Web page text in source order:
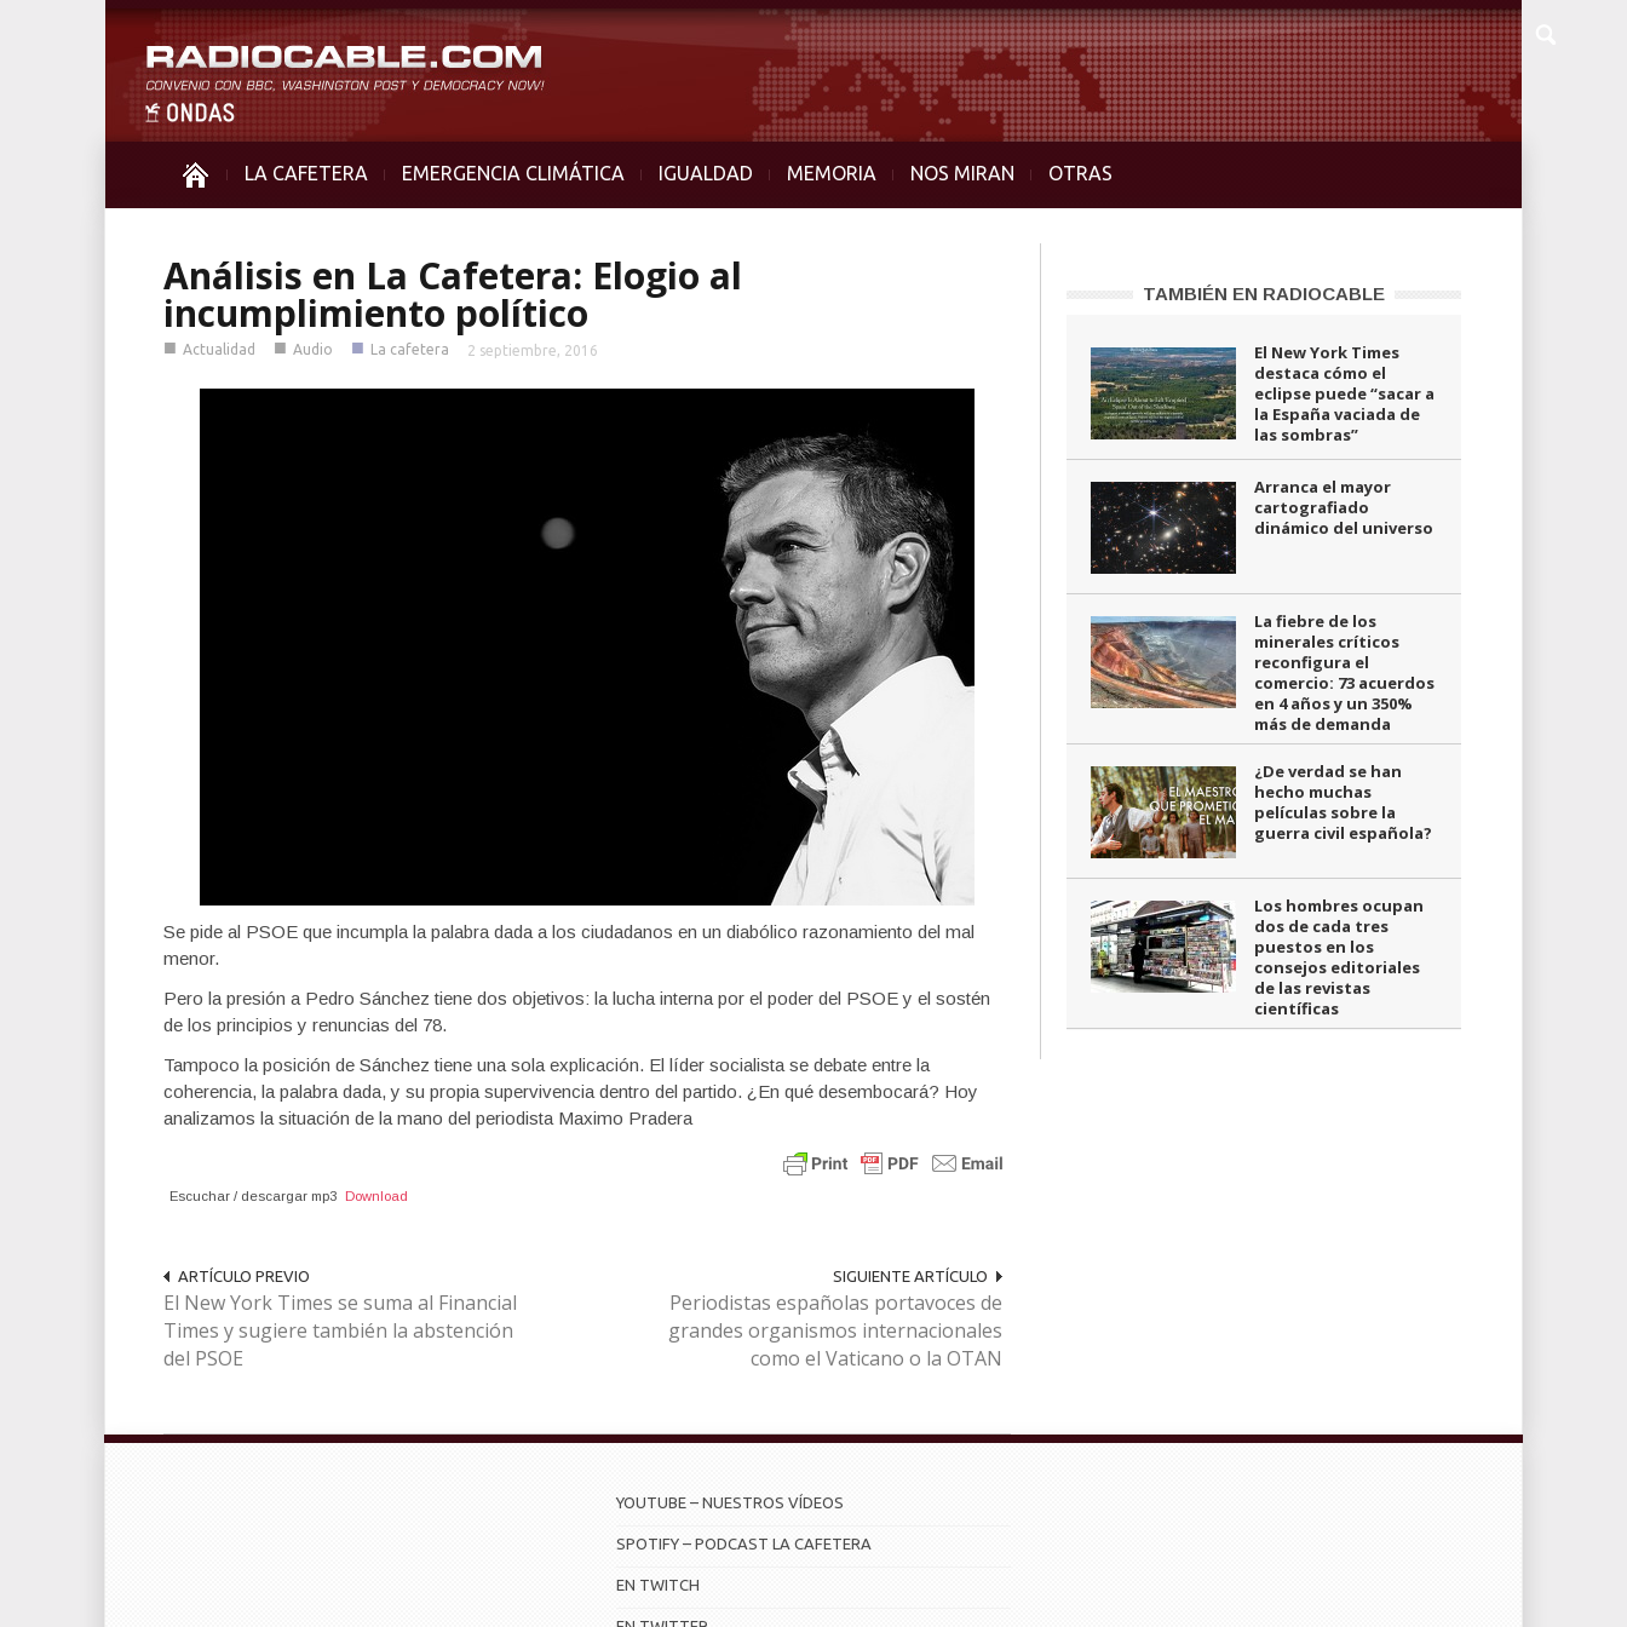
LA CAFETERA EMERGENCIA CLIMÁTICA IGUALDAD MEMORIA NOS MIRAN OTRAS
Análisis en La Cafetera: Elogio al
incumplimiento político
■ Actualidad ■ Audio ■ La cafetera 2 septiembre, 2016
Se pide al PSOE que incumpla la palabra dada a los ciudadanos en un diabólico razonamiento del mal
menor.
Pero la presión a Pedro Sánchez tiene dos objetivos: la lucha interna por el poder del PSOE y el sostén
de los principios y renuncias del 78.
Tampoco la posición de Sánchez tiene una sola explicación. El líder socialista se debate entre la
coherencia, la palabra dada, y su propia supervivencia dentro del partido. ¿En qué desembocará? Hoy
analizamos la situación de la mano del periodista Maximo Pradera
Escuchar / descargar mp3 Download
ARTÍCULO PREVIO
El New York Times se suma al Financial
Times y sugiere también la abstención
del PSOE
SIGUIENTE ARTÍCULO
Periodistas españolas portavoces de
grandes organismos internacionales
como el Vaticano o la OTAN
TAMBIÉN EN RADIOCABLE
El New York Times
destaca cómo el
eclipse puede “sacar a
la España vaciada de
las sombras”
Arranca el mayor
cartografiado
dinámico del universo
La fiebre de los
minerales críticos
reconfigura el
comercio: 73 acuerdos
en 4 años y un 350%
más de demanda
¿De verdad se han
hecho muchas
películas sobre la
guerra civil española?
Los hombres ocupan
dos de cada tres
puestos en los
consejos editoriales
de las revistas
científicas
YOUTUBE – NUESTROS VÍDEOS
SPOTIFY – PODCAST LA CAFETERA
EN TWITCH